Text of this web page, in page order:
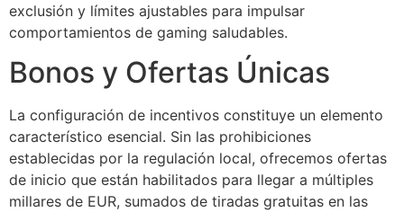
Panel
Panel
Panel
Panel
Panel
exclusión y límites ajustables para impulsar
comportamientos de gaming saludables.
Bonos y Ofertas Únicas
La configuración de incentivos constituye un elemento
característico esencial. Sin las prohibiciones
establecidas por la regulación local, ofrecemos ofertas
de inicio que están habilitados para llegar a múltiples
millares de EUR, sumados de tiradas gratuitas en las